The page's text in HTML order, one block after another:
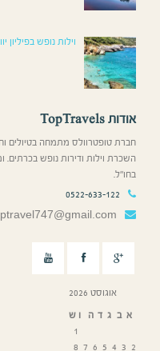
וילות נופש בפיליון
אודות TopTravels
חברת טופטרוולס מתמחה בטיולים
השכרת וילות ודירות נופש בכרתים.
בחו”ל.
0522-633-122
אוגוסט 2026
א ב ג ד ה ו ש
1
2
3
4
5
6
7
8